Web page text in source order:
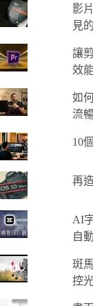
影
見
讓
效
如
流
10
再
AI
自
斑
控